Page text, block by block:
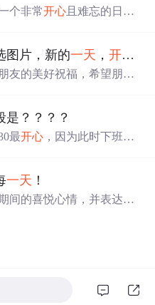
个非常开心 且难忘的日
图片，新的一天 ，开心
友的美好祝福，希望朋友
是？？？？
最开心 ，因为此时下班
一天 ！
间的喜悦心情，并表达了